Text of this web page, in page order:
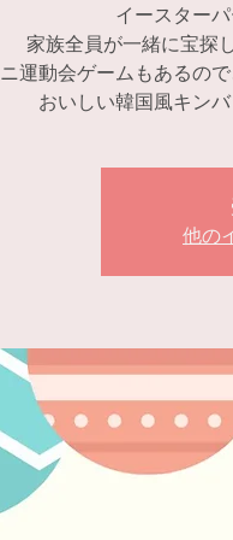
イースター
家族全員が一緒に宝探
運動会ゲームもあるの
おいしい韓国風キン
他の